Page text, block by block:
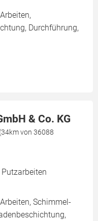
Durchführung,
& Co. KG
von 36088
Schimmel-